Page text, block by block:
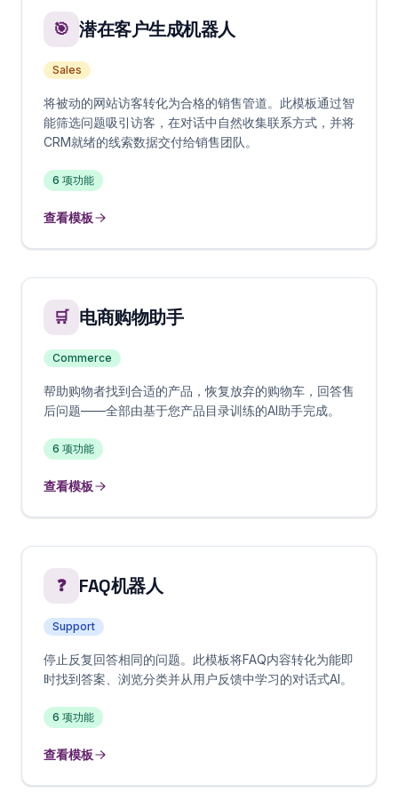
🎯 潜在客户生成机器人
Sales
将被动的网站访客转化为合格的销售管道。此模板通过智
能筛选问题吸引访客，在对话中自然收集联系方式，并将
CRM就绪的线索数据交付给销售团队。
6 项功能
查看模板
🛒 电商购物助手
Commerce
帮助购物者找到合适的产品，恢复放弃的购物车，回答售
后问题——全部由基于您产品目录训练的AI助手完成。
6 项功能
查看模板
❓ FAQ机器人
Support
停止反复回答相同的问题。此模板将FAQ内容转化为能即
时找到答案、浏览分类并从用户反馈中学习的对话式AI。
6 项功能
查看模板